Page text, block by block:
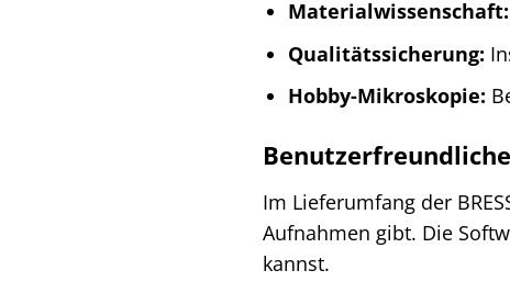
Materialwissenschaft:
Qualitätssicherung:
Hobby-Mikroskopie:
Im Lieferumfang der
Aufnahmen gibt. Die
kannst.